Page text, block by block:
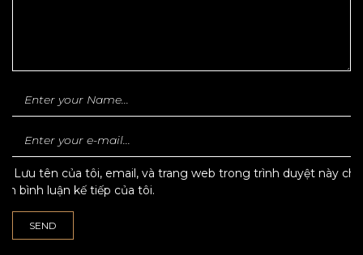
Lưu tên của tôi, email, và trang web trong trình duyệt này cho
lần bình luận kế tiếp của tôi.